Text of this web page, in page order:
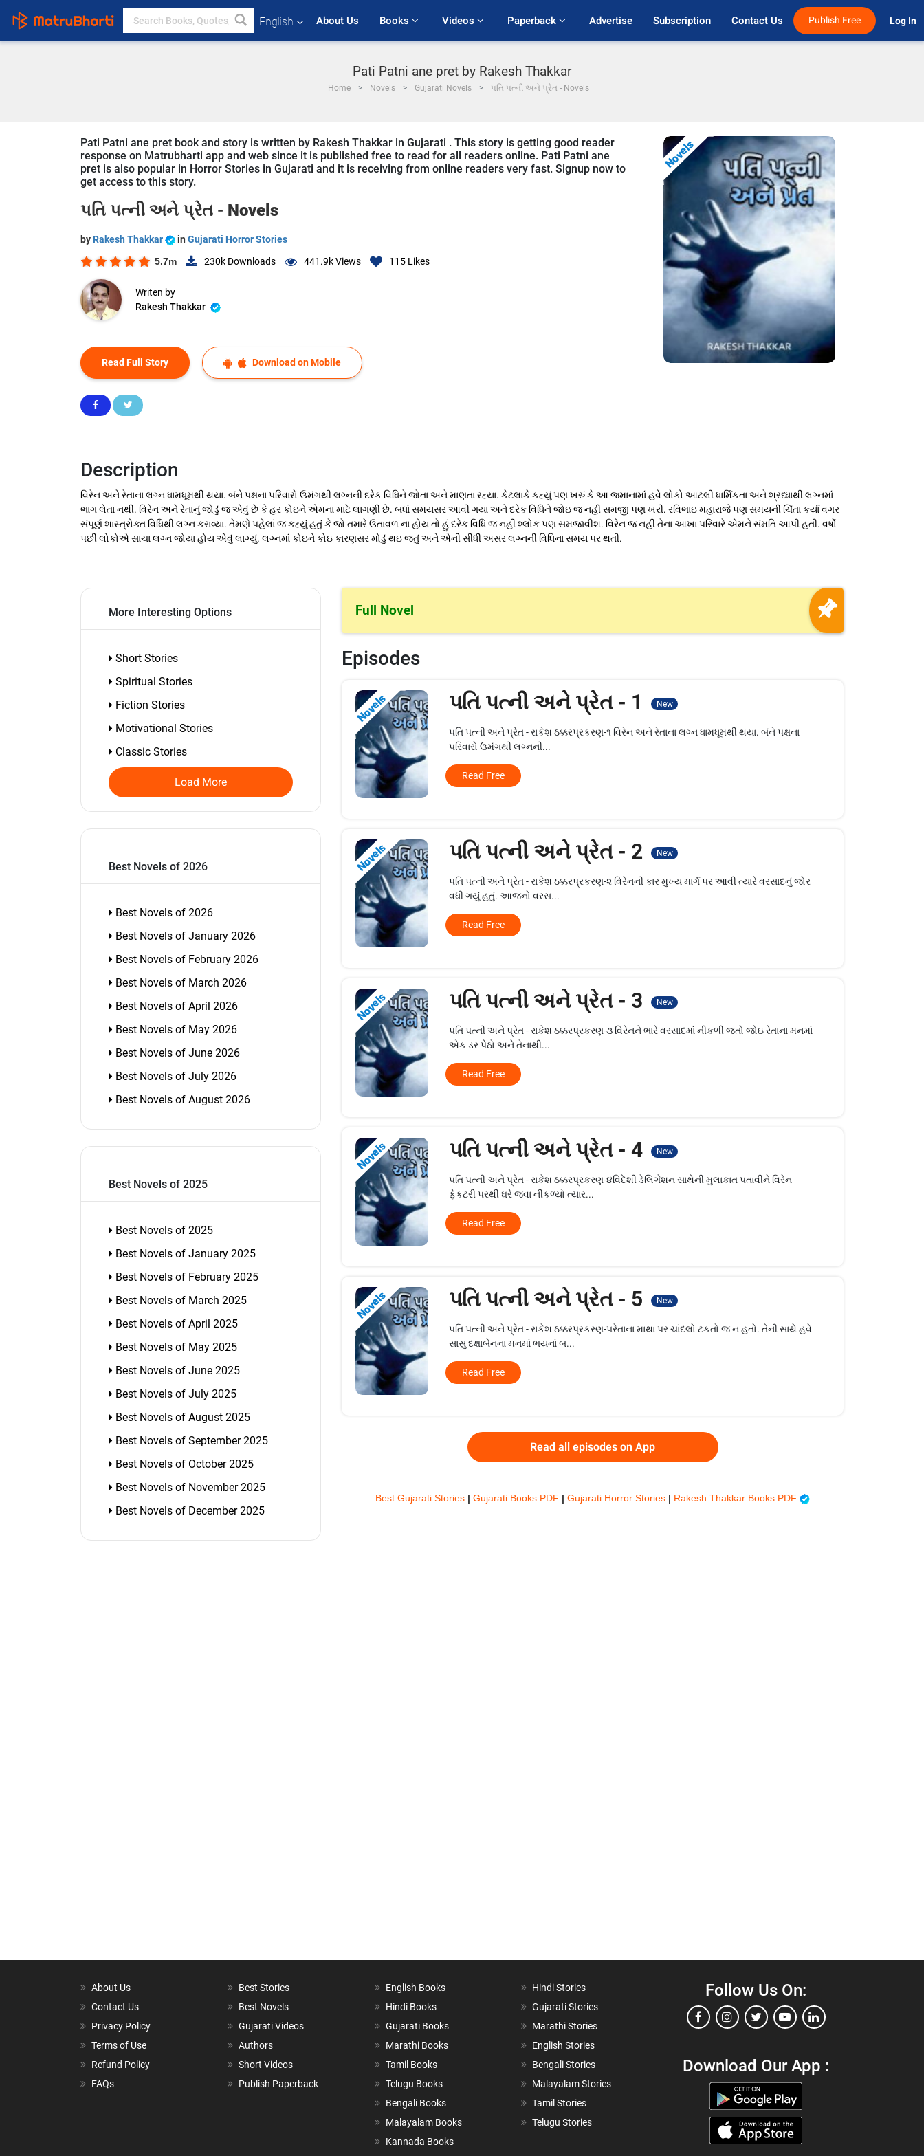
English About Us Books Videos Paperback Advertise Subscription Contact Us Publish Free Log In
Pati Patni ane pret by Rakesh Thakkar
Home Novels Gujarati Novels પતિ પત્ની અને પ્રેત - Novels
Pati Patni ane pret book and story is written by Rakesh Thakkar in Gujarati . This story is getting good reader
response on Matrubharti app and web since it is published free to read for all readers online. Pati Patni ane
pret is also popular in Horror Stories in Gujarati and it is receiving from online readers very fast. Signup now to
get access to this story.
પતિ પત્ની અને પ્રેત - Novels
by Rakesh Thakkar in Gujarati Horror Stories
5.7m 230k Downloads 441.9kViews 115 Likes
Writen by
Rakesh Thakkar
Read Full Story Download on Mobile
Novels
Description
વિરેન અને રેતાના લગ્ન ધામધૂમથી થયા. બંને પક્ષના પરિવારો ઉમંગથી લગ્નની દરેક વિધિને જોતા અને માણતા રહ્યા. કેટલાકે કહ્યું પણ ખરું કે આ જમાનામાં હવે લોકો આટલી ધાર્મિકતા અને શ્રધ્ધાથી લગ્નમાં
ભાગ લેતા નથી. વિરેન અને રેતાનું જોડું જ એવું છે કે હર કોઇને એમના માટે લાગણી છે. બધાં સમયસર આવી ગયા અને દરેક વિધિને જોઇ જ નહીં સમજી પણ ખરી. રવિભાઇ મહારાજે પણ સમયની ચિંતા કર્યા વગર
સંપૂર્ણ શાસ્ત્રોક્ત વિધિથી લગ્ન કરાવ્યા. તેમણે પહેલાં જ કહ્યું હતું કે જો તમારે ઉતાવળ ના હોય તો હું દરેક વિધિ જ નહીં શ્લોક પણ સમજાવીશ. વિરેન જ નહીં તેના આખા પરિવારે એમને સંમતિ આપી હતી. વર્ષો
પછી લોકોએ સાચા લગ્ન જોયા હોય એવું લાગ્યું. લગ્નમાં કોઇને કોઇ કારણસર મોડું થઇ જતું અને એની સીધી અસર લગ્નની વિધિના સમય પર થતી.
More Interesting Options
Short Stories
Spiritual Stories
Fiction Stories
Motivational Stories
Classic Stories
Load More
Best Novels of 2026
Best Novels of 2026
Best Novels of January 2026
Best Novels of February 2026
Best Novels of March 2026
Best Novels of April 2026
Best Novels of May 2026
Best Novels of June 2026
Best Novels of July 2026
Best Novels of August 2026
Best Novels of 2025
Best Novels of 2025
Best Novels of January 2025
Best Novels of February 2025
Best Novels of March 2025
Best Novels of April 2025
Best Novels of May 2025
Best Novels of June 2025
Best Novels of July 2025
Best Novels of August 2025
Best Novels of September 2025
Best Novels of October 2025
Best Novels of November 2025
Best Novels of December 2025
Full Novel
Episodes
Novels પતિ પત્ની અને પ્રેત - 1 New
પતિ પત્ની અને પ્રેત - રાકેશ ઠક્કરપ્રકરણ-૧ વિરેન અને રેતાના લગ્ન ધામધૂમથી થયા. બંને પક્ષના
પરિવારો ઉમંગથી લગ્નની...
Read Free
Novels પતિ પત્ની અને પ્રેત - 2 New
પતિ પત્ની અને પ્રેત - રાકેશ ઠક્કરપ્રકરણ-૨ વિરેનની કાર મુખ્ય માર્ગ પર આવી ત્યારે વરસાદનું જોર
વધી ગયું હતું. આજનો વરસ...
Read Free
Novels પતિ પત્ની અને પ્રેત - 3 New
પતિ પત્ની અને પ્રેત - રાકેશ ઠક્કરપ્રકરણ-૩ વિરેનને ભારે વરસાદમાં નીકળી જતો જોઇ રેતાના મનમાં
એક ડર પેઠો અને તેનાથી...
Read Free
Novels પતિ પત્ની અને પ્રેત - 4 New
પતિ પત્ની અને પ્રેત - રાકેશ ઠક્કરપ્રકરણ-૪વિદેશી ડેલિગેશન સાથેની મુલાકાત પતાવીને વિરેન
ફેકટરી પરથી ઘરે જવા નીકળ્યો ત્યાર...
Read Free
Novels પતિ પત્ની અને પ્રેત - 5 New
પતિ પત્ની અને પ્રેત - રાકેશ ઠક્કરપ્રકરણ-૫રેતાના માથા પર ચાંદલો ટકતો જ ન હતો. તેની સાથે હવે
સાસુ દક્ષાબેનના મનમાં ભયનાં બ...
Read Free
Read all episodes on App
Best Gujarati Stories | Gujarati Books PDF | Gujarati Horror Stories | Rakesh Thakkar Books PDF
About Us
Contact Us
Privacy Policy
Terms of Use
Refund Policy
FAQs
Best Stories
Best Novels
Gujarati Videos
Authors
Short Videos
Publish Paperback
English Books
Hindi Books
Gujarati Books
Marathi Books
Tamil Books
Telugu Books
Bengali Books
Malayalam Books
Kannada Books
Hindi Stories
Gujarati Stories
Marathi Stories
English Stories
Bengali Stories
Malayalam Stories
Tamil Stories
Telugu Stories
Follow Us On:
Download Our App :